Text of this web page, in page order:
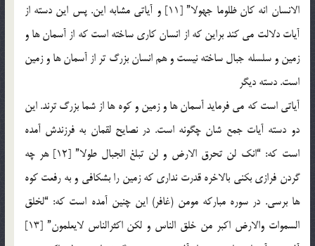
الانسان انه کان ظلوما جهولا” [11] و آیاتی مشابه این. پس این دسته از
آیات دلالت می کند براین که از انسان کاری ساخته است که از آسمان ها و
زمین و سلسله جبال ساخته نیست و هم انسان بزرگ تر از آسمان ها و زمین
است. دسته دیگر
آیاتی است که می فرماید آسمان ها و زمین و کوه ها از شما بزرگ ترند. این
دو دسته آیات جمع شان چگونه است. در نصایح لقمان به فرزندش آمده
است که: “انک لن تحرق الارض و لن تبلغ الجبال طولا” [12] هر چه
گردن فرازی بکنی بالاخره قدرت نداری که زمین را بشکافی و به رفعت کوه
ها برسی. در سوره مبارکه مومن (غافر) این چنین آمده است که: “لخلق
السموات والارض اکبر من خلق الناس و لکن اکثرالناس لایعلمون” [13]